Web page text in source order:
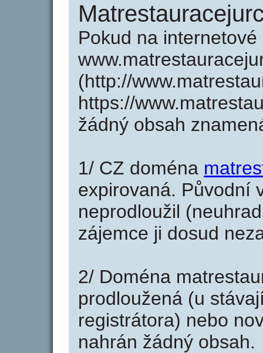
Pokud na internetové
(http://
https://
žádný obsah
1/ CZ doména
expirovaná. Původní
neprodloužil
zájemce ji dosud
2/ Doména
prodloužená (u
registrátora) nebo
nahrán žádný obsah.